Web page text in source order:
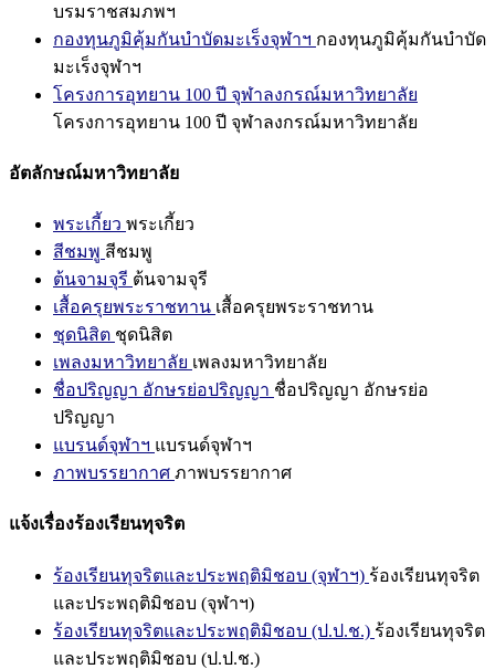
บรมราชสมภพฯ
กองทุนภูมิคุ้มกันบำบัดมะเร็งจุฬาฯ กองทุนภูมิคุ้มกันบำบัด
มะเร็งจุฬาฯ
โครงการอุทยาน 100 ปี จุฬาลงกรณ์มหาวิทยาลัย
โครงการอุทยาน 100 ปี จุฬาลงกรณ์มหาวิทยาลัย
อัตลักษณ์มหาวิทยาลัย
พระเกี้ยว พระเกี้ยว
สีชมพู สีชมพู
ต้นจามจุรี ต้นจามจุรี
เสื้อครุยพระราชทาน เสื้อครุยพระราชทาน
ชุดนิสิต ชุดนิสิต
เพลงมหาวิทยาลัย เพลงมหาวิทยาลัย
ชื่อปริญญา อักษรย่อปริญญา ชื่อปริญญา อักษรย่อ
ปริญญา
แบรนด์จุฬาฯ แบรนด์จุฬาฯ
ภาพบรรยากาศ ภาพบรรยากาศ
แจ้งเรื่องร้องเรียนทุจริต
ร้องเรียนทุจริตและประพฤติมิชอบ (จุฬาฯ) ร้องเรียนทุจริต
และประพฤติมิชอบ (จุฬาฯ)
ร้องเรียนทุจริตและประพฤติมิชอบ (ป.ป.ช.) ร้องเรียนทุจริต
และประพฤติมิชอบ (ป.ป.ช.)